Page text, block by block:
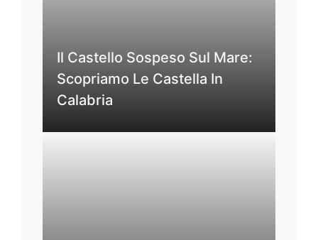
Il Castello Sospeso Sul Mare:
Scopriamo Le Castella In
Calabria